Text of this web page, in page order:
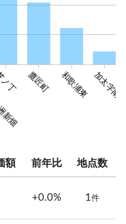
畑
丁 鷹匠町 和歌浦東 加太字
額 前年比 地点数
+0.0% 1件